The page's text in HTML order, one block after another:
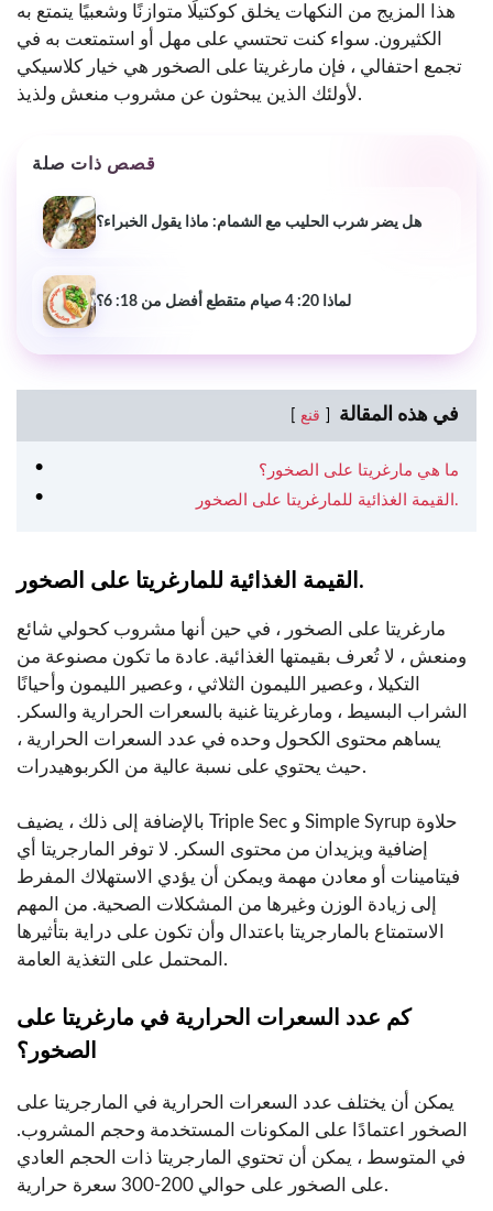
هذا المزيج من النكهات يخلق كوكتيلًا متوازنًا وشعبيًا يتمتع به
الكثيرون. سواء كنت تحتسي على مهل أو استمتعت به في
تجمع احتفالي ، فإن مارغريتا على الصخور هي خيار كلاسيكي
لأولئك الذين يبحثون عن مشروب منعش ولذيذ.
قصص ذات صلة
هل يضر شرب الحليب مع الشمام: ماذا يقول الخبراء؟
لماذا 20: 4 صيام متقطع أفضل من 18: 6؟
في هذه المقالة قنع
ما هي مارغريتا على الصخور؟
القيمة الغذائية للمارغريتا على الصخور.
القيمة الغذائية للمارغريتا على الصخور.
مارغريتا على الصخور ، في حين أنها مشروب كحولي شائع
ومنعش ، لا تُعرف بقيمتها الغذائية. عادة ما تكون مصنوعة من
التكيلا ، وعصير الليمون الثلاثي ، وعصير الليمون وأحيانًا
الشراب البسيط ، ومارغريتا غنية بالسعرات الحرارية والسكر.
يساهم محتوى الكحول وحده في عدد السعرات الحرارية ،
حيث يحتوي على نسبة عالية من الكربوهيدرات.
بالإضافة إلى ذلك ، يضيف Triple Sec و Simple Syrup حلاوة
إضافية ويزيدان من محتوى السكر. لا توفر المارجريتا أي
فيتامينات أو معادن مهمة ويمكن أن يؤدي الاستهلاك المفرط
إلى زيادة الوزن وغيرها من المشكلات الصحية. من المهم
الاستمتاع بالمارجريتا باعتدال وأن تكون على دراية بتأثيرها
المحتمل على التغذية العامة.
كم عدد السعرات الحرارية في مارغريتا على
الصخور؟
يمكن أن يختلف عدد السعرات الحرارية في المارجريتا على
الصخور اعتمادًا على المكونات المستخدمة وحجم المشروب.
في المتوسط ، يمكن أن تحتوي المارجريتا ذات الحجم العادي
على الصخور على حوالي 200-300 سعرة حرارية.